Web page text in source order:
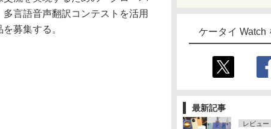
ケータイ Watch
最新記事
レビュー
言語音声翻訳コンテストを活用
募集する。